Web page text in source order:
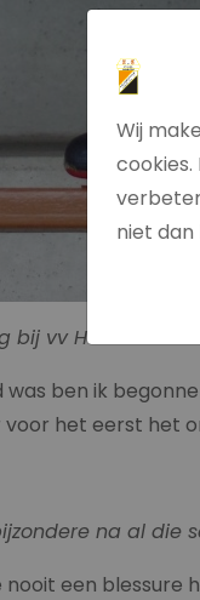
bij vv
was ben ik
voor het eerst het
na al die
een
Wij
niet dan